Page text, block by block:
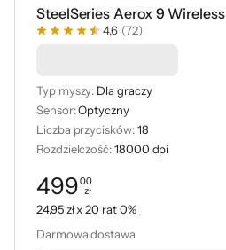
SteelSeries Aerox 9 Wireless
4,6 (72)
Typ myszy: Dla graczy
Sensor:Optyczny
Liczba przycisków: 18
Rozdzielczość:18000 dpi
Cena: 499,00 zł
49900
zł
24,95 zł x 20 rat 0%
Darmowa dostawa